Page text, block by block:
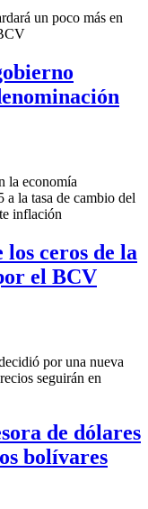
un poco más en
la economía
a la tasa de cambio del
inflación
ceros de la
el BCV
por una nueva
seguirán en
de dólares
bolívares